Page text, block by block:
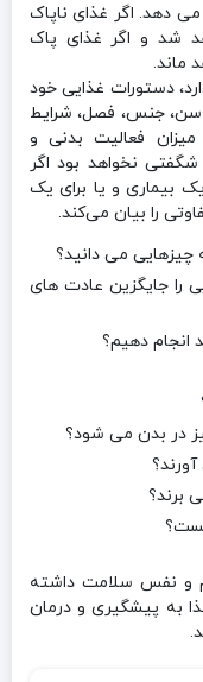
دهد. اگر غذای ناپاک
شد و اگر غذای پاک
ماند.
دستورات غذایی خود
سن، جنس، فصل، شرایط
فعالیت بدنی و
نخواهد بود اگر
بیماری و یا برای یک
را بیان می‌کند.
می دانید؟
را جایگزین عادت های
انجام دهیم؟
در بدن می شود؟
برند؟
و نفس سلامت داشته
به پیشگیری و درمان